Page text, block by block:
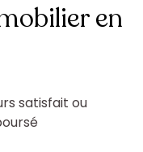
en
satisfait ou